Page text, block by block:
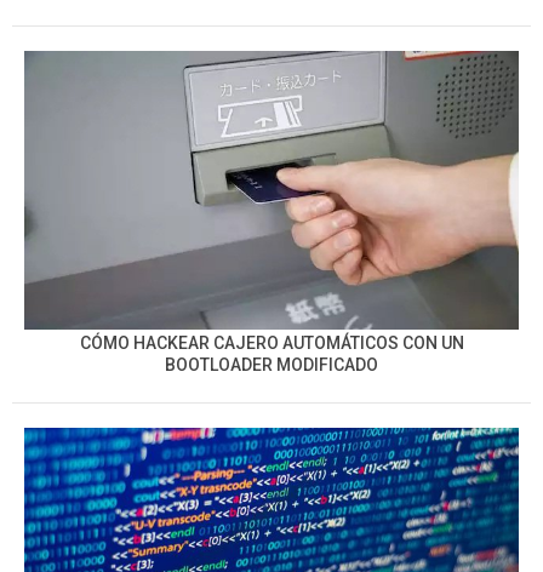
CÓMO HACKEAR CAJERO AUTOMÁTICOS CON UN
BOOTLOADER MODIFICADO